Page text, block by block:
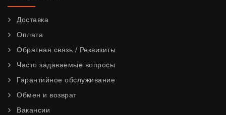
Доставка
Оплата
Обратная связь / Реквизиты
Часто задаваемые вопросы
Гарантийное обслуживание
Обмен и возврат
Вакансии